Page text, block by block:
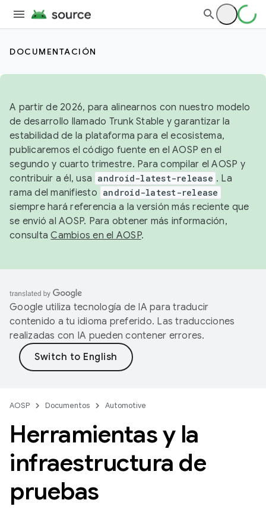
DOCUMENTACIÓN
A partir de 2026, para alinearnos con nuestro modelo
de desarrollo llamado Trunk Stable y garantizar la
estabilidad de la plataforma para el ecosistema,
publicaremos el código fuente en el AOSP en el
segundo y cuarto trimestre. Para compilar el AOSP y
contribuir a él, usa android-latest-release . La
rama del manifiesto android-latest-release
siempre hará referencia a la versión más reciente que
se envió al AOSP. Para obtener más información,
consultaCambios en el AOSP.
Google utiliza tecnología de IA para traducir
contenido a tu idioma preferido. Las traducciones
realizadas con IA pueden contener errores.
AOSP Documentos Automotive
Herramientas y la
infraestructura de
pruebas